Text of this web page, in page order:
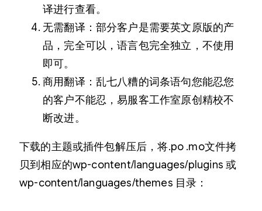
译进行查看。
无需翻译：部分客户是需要英文原版的产
品，完全可以，语言包完全独立，不使用
即可。
商用翻译：乱七八糟的词条语句您能忍您
的客户不能忍，易服客工作室原创精校不
断改进。
下载的主题或插件包解压后，将.po .mo文件拷
贝到相应的wp-content/languages/plugins 或
wp-content/languages/themes 目录：